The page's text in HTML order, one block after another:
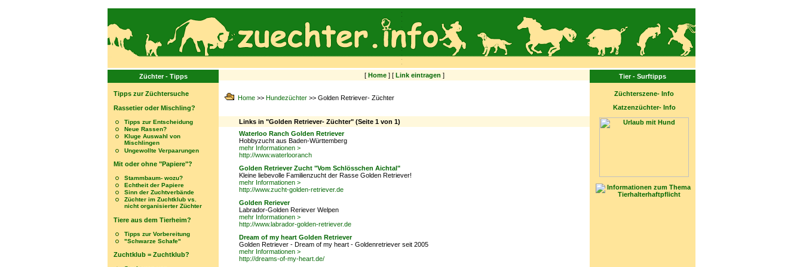
Züchter - Tipps
Tipps zur Züchtersuche
Rassetier oder Mischling?
Tipps zur Entscheidung
Neue Rassen?
Kluge Auswahl von
Mischlingen
Ungewollte Verpaarungen
Mit oder ohne "Papiere"?
Stammbaum- wozu?
Echtheit der Papiere
Sinn der Zuchtverbände
Züchter im Zuchtklub vs.
nicht organisierter Züchter
Tiere aus dem Tierheim?
Tipps zur Vorbereitung
"Schwarze Schafe"
Zuchtklub = Zuchtklub?
[ Home] [ Link eintragen ]
Home >> Hundezüchter >> Golden Retriever- Züchter
Links in "Golden Retriever- Züchter" (Seite 1 von 1)
Waterloo Ranch Golden Retriever
Hobbyzucht aus Baden-Württemberg
mehr Informationen >
http://www.waterlooranch
Golden Retriever Zucht "Vom Schlösschen Aichtal"
Kleine liebevolle Familienzucht der Rasse Golden Retriever!
mehr Informationen >
http://www.zucht-golden-retriever.de
Golden Reriever
Labrador-Golden Reriever Welpen
mehr Informationen >
http://www.labrador-golden-retriever.de
Dream of my heart Golden Retriever
Golden Retriever - Dream of my heart - Goldenretriever seit 2005
mehr Informationen >
http://dreams-of-my-heart.de/
Tier - Surftipps
Züchterszene- Info
Katzenzüchter- Info